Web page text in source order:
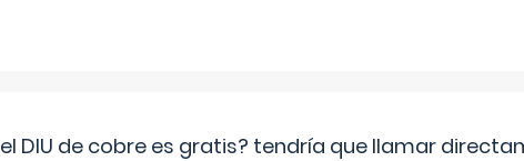
el DIU de cobre es gratis? tendría que llamar